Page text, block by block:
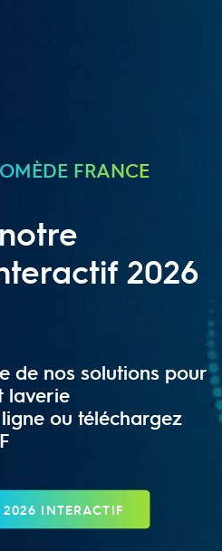
FRANCE
2026
de nos solutions pour
laverie
ou téléchargez
INTERACTIF